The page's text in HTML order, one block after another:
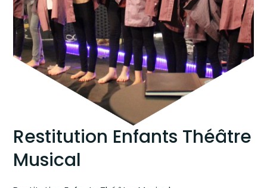
Restitution Enfants Théâtre
Musical